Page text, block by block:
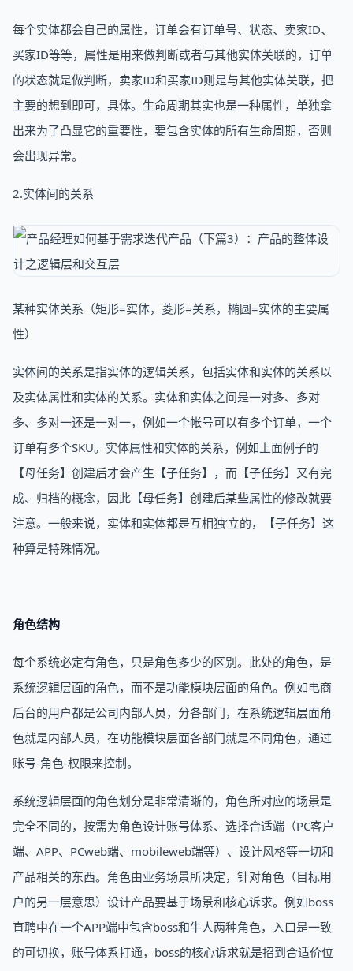
每个实体都会自己的属性，订单会有订单号、状态、卖家ID、
买家ID等等，属性是用来做判断或者与其他实体关联的，订单
的状态就是做判断，卖家ID和买家ID则是与其他实体关联，把
主要的想到即可，具体。生命周期其实也是一种属性，单独拿
出来为了凸显它的重要性，要包含实体的所有生命周期，否则
会出现异常。
2.实体间的关系
某种实体关系（矩形=实体，菱形=关系，椭圆=实体的主要属
性）
实体间的关系是指实体的逻辑关系，包括实体和实体的关系以
及实体属性和实体的关系。实体和实体之间是一对多、多对
多、多对一还是一对一，例如一个帐号可以有多个订单，一个
订单有多个SKU。实体属性和实体的关系，例如上面例子的
【母任务】创建后才会产生【子任务】，而【子任务】又有完
成、归档的概念，因此【母任务】创建后某些属性的修改就要
注意。一般来说，实体和实体都是互相独’立的，【子任务】这
种算是特殊情况。
角色结构
每个系统必定有角色，只是角色多少的区别。此处的角色，是
系统逻辑层面的角色，而不是功能模块层面的角色。例如电商
后台的用户都是公司内部人员，分各部门，在系统逻辑层面角
色就是内部人员，在功能模块层面各部门就是不同角色，通过
账号-角色-权限来控制。
系统逻辑层面的角色划分是非常清晰的，角色所对应的场景是
完全不同的，按需为角色设计账号体系、选择合适端（PC客户
端、APP、PCweb端、mobileweb端等）、设计风格等一切和
产品相关的东西。角色由业务场景所决定，针对角色（目标用
户的另一层意思）设计产品要基于场景和核心诉求。例如boss
直聘中在一个APP端中包含boss和牛人两种角色，入口是一致
的可切换，账号体系打通，boss的核心诉求就是招到合适价位